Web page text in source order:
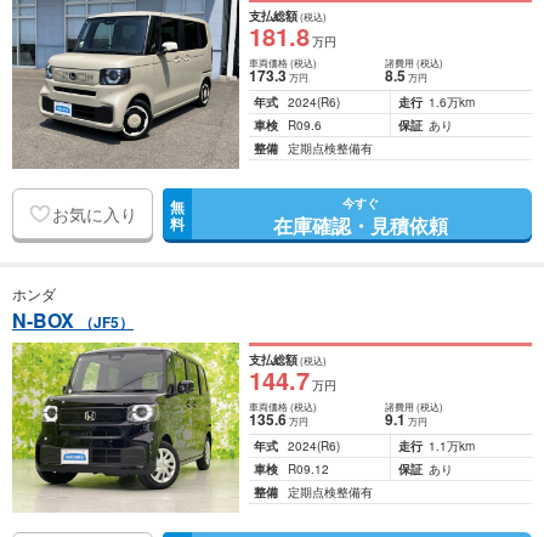
支払総額(税込)
181.8万円
車両価格(税込)
173.3万円
諸費用 (税込)
8.5 万円
年式 2024(R6) 走行 1.6万km
車検
R09.6 保証 あり
整備 定期点検整備有
お気に入り 無
料
今すぐ
在庫確認・見積依頼
ホンダ
N-BOX （JF5）
支払総額(税込)
144.7万円
車両価格(税込)
135.6万円
諸費用 (税込)
9.1 万円
年式 2024(R6) 走行 1.1万km
車検
R09.12 保証 あり
整備 定期点検整備有